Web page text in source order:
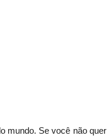
mundo. Se você não quer